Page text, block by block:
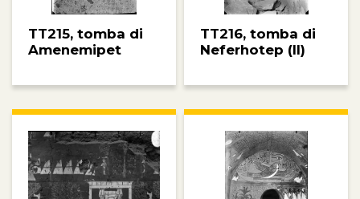
TT215, tomba di
Amenemipet
TT216, tomba di
Neferhotep (II)